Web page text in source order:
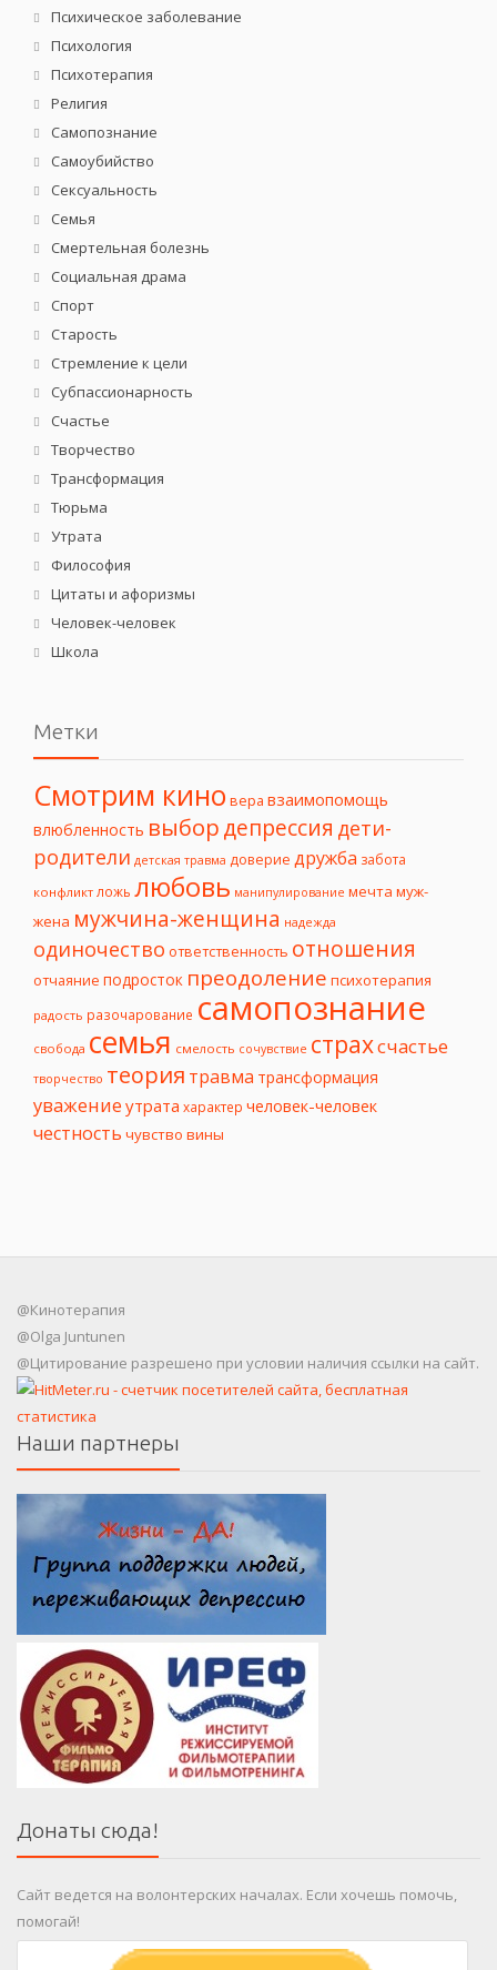
Психическое заболевание
Психология
Психотерапия
Религия
Самопознание
Самоубийство
Сексуальность
Семья
Смертельная болезнь
Социальная драма
Спорт
Старость
Стремление к цели
Субпассионарность
Счастье
Творчество
Трансформация
Тюрьма
Утрата
Философия
Цитаты и афоризмы
Человек-человек
Школа
Метки
Смотрим кино вера взаимопомощь
влюбленность выбордепрессия дети-
родители детская травма доверие дружба забота
конфликт ложь любовь манипулирование мечта муж-
жена мужчина-женщина надежда
одиночество ответственность отношения
отчаяние подросток преодоление психотерапия
радость разочарование самопознание
свобода семья смелость сочувствие страхсчастье
творчество теория травма трансформация
уважение утрата характер человек-человек
честность чувство вины
@Кинотерапия
@Olga Juntunen
@Цитирование разрешено при условии наличия ссылки на сайт.
Наши партнеры
Донаты сюда!
Сайт ведется на волонтерских началах. Если хочешь помочь,
помогай!